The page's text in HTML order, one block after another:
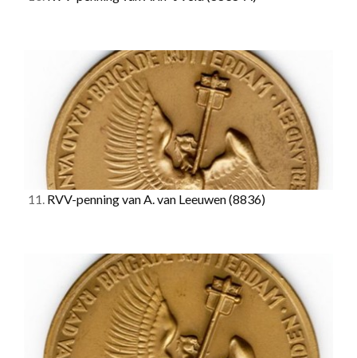
11. RVV-penning van A. van Leeuwen(8836)